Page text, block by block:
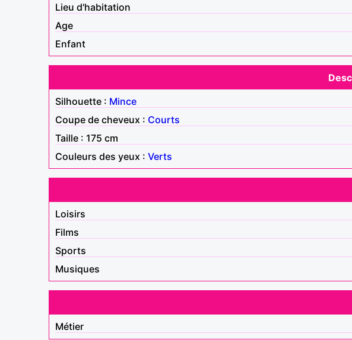
Lieu d'habitation
Age
Enfant
Silhouette : Mince
Coupe de cheveux : Courts
Taille : 175 cm
Couleurs des yeux : Verts
Loisirs
Films
Sports
Musiques
Métier